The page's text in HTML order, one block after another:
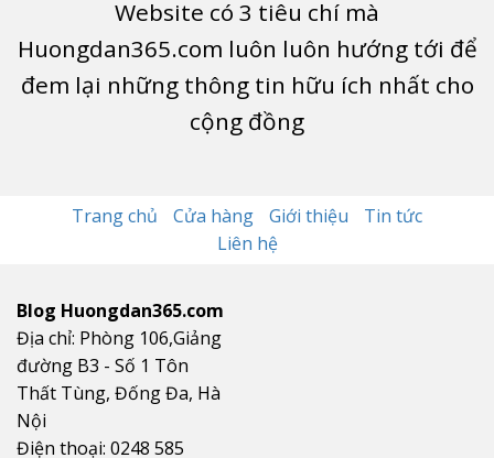
Website có 3 tiêu chí mà
Huongdan365.com luôn luôn hướng tới để
đem lại những thông tin hữu ích nhất cho
cộng đồng
Trang chủ Cửa hàng Giới thiệu
Tin tức
Liên hệ
Blog Huongdan365.com
Địa chỉ: Phòng 106,Giảng
đường B3 - Số 1 Tôn
Thất Tùng, Đống Đa, Hà
Nội
Điện thoại: 0248 585